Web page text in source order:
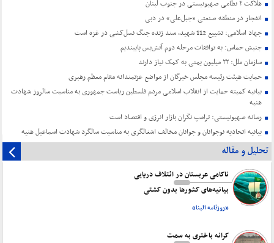
هلاکت ۲ نظامی صهیونیستی در جنوب لبنان
انفجار در منطقه صنعتی «جبل‌علی» در دبی
جهاد اسلامی: تشییع 112 شهید، سند زنده جنگ نسل‌کشی در غزه است
جنبش حماس: به توافقات مرحله دوم آتش‌بس پایبندیم
سازمان ملل: ۲۲ میلیون یمنی به کمک نیاز دارند
حمایت هیئت رئیسه مجلس خبرگان از مواضع عزتمندانه مقام معظم رهبری
بیانیه کمیته حمایت از انقلاب اسلامی مردم فلسطین ریاست جمهوری به مناسبت سالروز شهادت
هنیه
رسانه صهیونیستی: ترامپ نگران بازار انرژی و اقتصاد است
بیانیه اتحادیه نوجوانان و جوانان مخالف اشغالگری به مناسبت سالگرد شهادت اسماعیل هنیه
تحلیل و مقاله
ناکامی عربستان در ائتلاف دریایی
بیانیه‌های کشورها بدون کشتی
«روزنامه البنا»
کرانه باختری به سمت